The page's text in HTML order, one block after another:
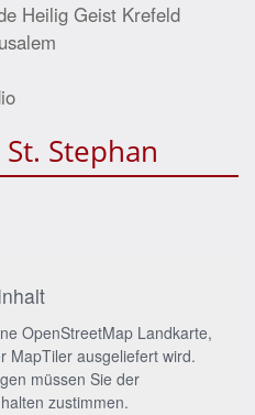
Heilig Geist Krefeld
Stephan
OpenStreetMap Landkarte,
MapTiler ausgeliefert wird.
müssen Sie der
zustimmen.